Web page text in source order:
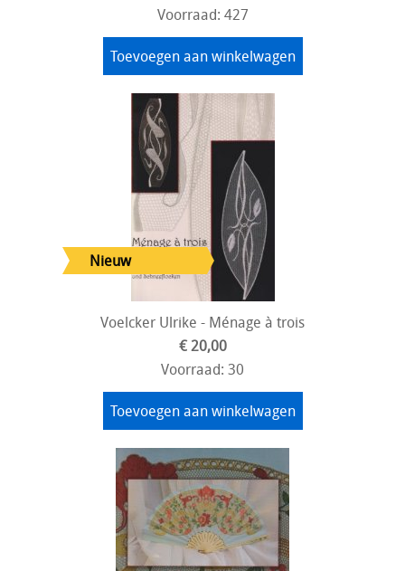
Voorraad: 427
Toevoegen aan winkelwagen
Voelcker Ulrike - Ménage à trois
€ 20,00
Voorraad: 30
Toevoegen aan winkelwagen